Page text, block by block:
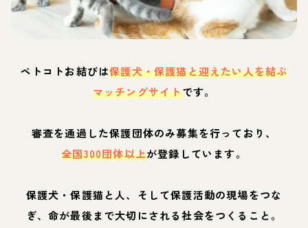
ペトコトお結びは保護犬・保護猫と迎えたい人を結ぶ
マッチングサイトです。
審査を通過した保護団体のみ募集を行っており、
全国300団体以上が登録しています。
保護犬・保護猫と人、そして保護活動の現場をつな
ぎ、命が最後まで大切にされる社会をつくること。